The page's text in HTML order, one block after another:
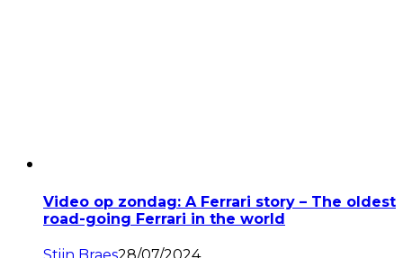
Video op zondag: A Ferrari story – The oldest
road-going Ferrari in the world